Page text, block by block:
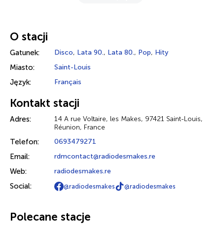
O stacji
Gatunek: Disco, Lata 90., Lata 80., Pop, Hity
Miasto: Saint-Louis
Język: Français
Kontakt stacji
Adres:
14 A rue Voltaire, les Makes, 97421 Saint-Louis,
Réunion, France
Telefon: 0693479271
Email: rdmcontact@radiodesmakes.re
Web: radiodesmakes.re
Social: @radiodesmakes @radiodesmakes
Polecane stacje